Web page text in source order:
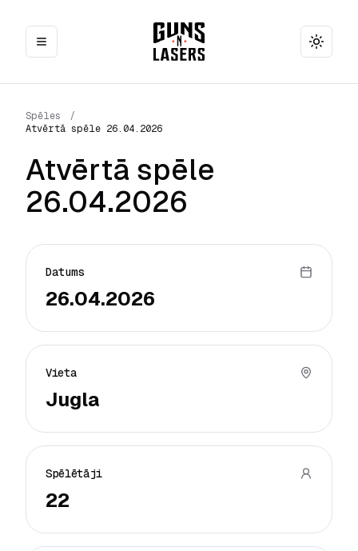
Toggle
Spēles
/
Atvērtā spēle 26.04.2026
Atvērtā spēle
26.04.2026
Datums
26.04.2026
Vieta
Jugla
Spēlētāji
22